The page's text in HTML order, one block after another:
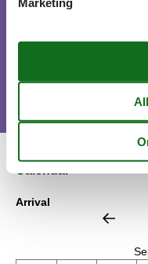
There is a limited chance
outside peak season.
Calendar
Arrival